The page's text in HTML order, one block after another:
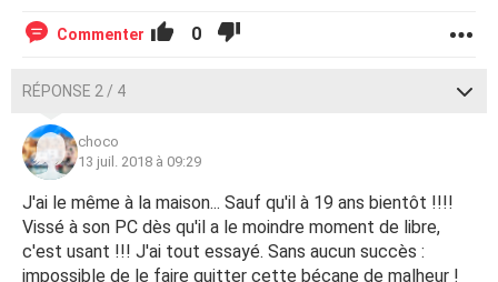
Commenter 0
RÉPONSE 2 / 4
choco
13 juil. 2018 à 09:29
J'ai le même à la maison... Sauf qu'il à 19 ans bientôt !!!!
Vissé à son PC dès qu'il a le moindre moment de libre,
c'est usant !!! J'ai tout essayé. Sans aucun succès :
impossible de le faire quitter cette bécane de malheur !